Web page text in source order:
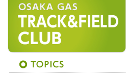
社会貢献
技術開発